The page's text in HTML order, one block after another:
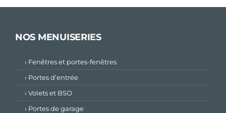
NOS MENUISERIES
› Fenêtres et portes-fenêtres
› Portes d’entrée
› Volets et BSO
› Portes de garage